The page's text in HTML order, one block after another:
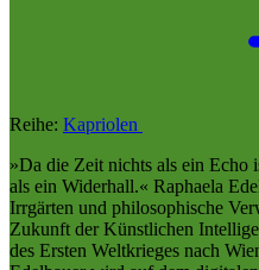
Reihe: Kapriolen
»Da die Zeit nichts als ein Echo
als ein Widerhall.« Raphaela
Irrgärten und philosophische
Zukunft der Künstlichen
des Ersten Weltkrieges nach